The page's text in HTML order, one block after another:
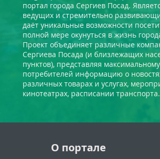
портал города Сергиев Посад.
ведущих и стремительно
даёт уникальные возможности
полной мере окунуться в жизнь
Проект объединяет различные
Сергиева Посада (и близлежащих
пунктов), представляя
потребителей информацию о
различных товарах и услугах,
кинотеатрах, расписании транспорта.
О портале